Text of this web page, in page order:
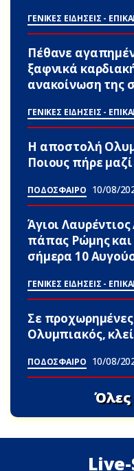
ΓΕΝΙΚΕΣ ΕΙΔΗΣΕΙΣ -
Πέθανε
ξαφνικά
ανακοίνωση της
ΓΕΝΙΚΕΣ ΕΙΔΗΣΕΙΣ -
Η αποστολή
Ποιους πήρε
ΠΟΔΟΣΦΑΙΡΟ 10/08/
Άγιοι
πάπας Ρώμης και
σήμερα 10
ΓΕΝΙΚΕΣ ΕΙΔΗΣΕΙΣ -
Σε
Ολυμπιακός,
ΠΟΔΟΣΦΑΙΡΟ 10/08/
Όλες